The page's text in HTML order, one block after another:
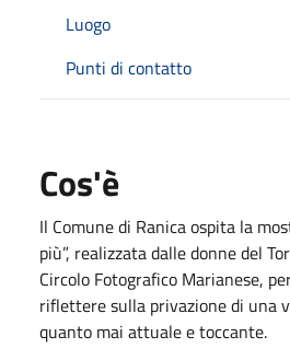
Luogo
Punti di contatto
Cos'è
Il Comune di Ranica ospita la
più”, realizzata dalle donne del
Circolo Fotografico Marianese,
riflettere sulla privazione di una
quanto mai attuale e toccante.